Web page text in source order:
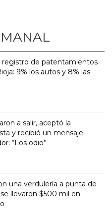
registro de patentamientos
9% los autos y 8% las
a salir, aceptó la
y recibió un mensaje
“Los odio”
una verdulería a punta de
llevaron $500 mil en